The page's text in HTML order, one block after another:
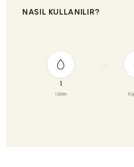
NASIL KULLANILIR?
1
Islatın